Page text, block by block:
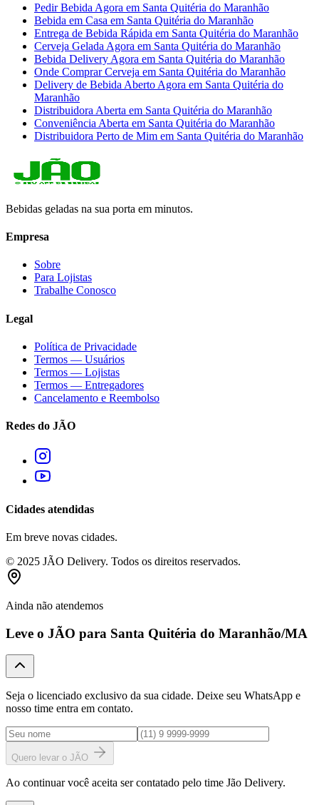
Pedir Bebida Agora em Santa Quitéria do Maranhão
Bebida em Casa em Santa Quitéria do Maranhão
Entrega de Bebida Rápida em Santa Quitéria do Maranhão
Cerveja Gelada Agora em Santa Quitéria do Maranhão
Bebida Delivery Agora em Santa Quitéria do Maranhão
Onde Comprar Cerveja em Santa Quitéria do Maranhão
Delivery de Bebida Aberto Agora em Santa Quitéria do
Maranhão
Distribuidora Aberta em Santa Quitéria do Maranhão
Conveniência Aberta em Santa Quitéria do Maranhão
Distribuidora Perto de Mim em Santa Quitéria do Maranhão
Bebidas geladas na sua porta em minutos.
Empresa
Sobre
Para Lojistas
Trabalhe Conosco
Legal
Política de Privacidade
Termos — Usuários
Termos — Lojistas
Termos — Entregadores
Cancelamento e Reembolso
Redes do JÃO
Cidades atendidas
Em breve novas cidades.
© 2025 JÃO Delivery. Todos os direitos reservados.
Ainda não atendemos
Leve o JÃO para Santa Quitéria do Maranhão/MA
Seja o licenciado exclusivo da sua cidade. Deixe seu WhatsApp e
nosso time entra em contato.
Quero levar o JÃO
Ao continuar você aceita ser contatado pelo time Jão Delivery.